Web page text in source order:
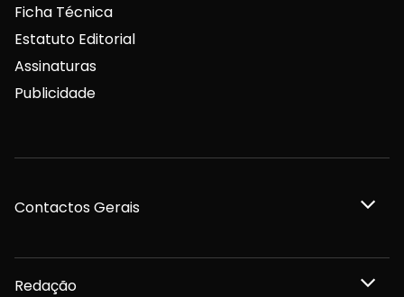
Ficha Técnica
Estatuto Editorial
Assinaturas
Publicidade
Contactos Gerais
Redação